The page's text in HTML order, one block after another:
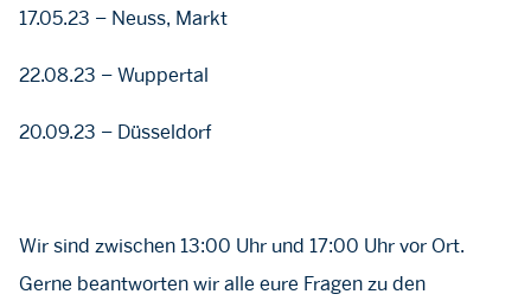
17.05.23 – Neuss, Markt
22.08.23 – Wuppertal
20.09.23 – Düsseldorf
Wir sind zwischen 13:00 Uhr und 17:00 Uhr vor Ort.
Gerne beantworten wir alle eure Fragen zu den